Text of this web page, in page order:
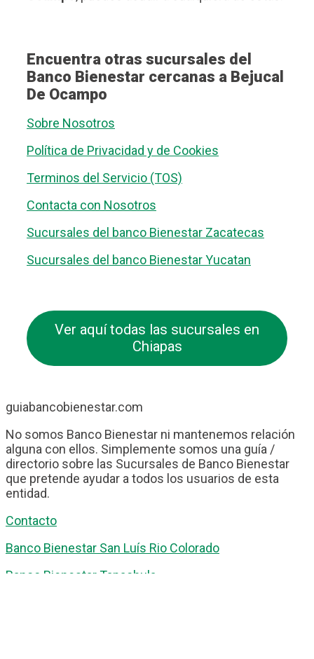
Encuentra otras sucursales del
Banco Bienestar cercanas a Bejucal
De Ocampo
Sobre Nosotros
Política de Privacidad y de Cookies
Terminos del Servicio (TOS)
Contacta con Nosotros
Sucursales del banco Bienestar Zacatecas
Sucursales del banco Bienestar Yucatan
Ver aquí todas las sucursales en
Chiapas
guiabancobienestar.com
No somos Banco Bienestar ni mantenemos relación
alguna con ellos. Simplemente somos una guía /
directorio sobre las Sucursales de Banco Bienestar
que pretende ayudar a todos los usuarios de esta
entidad.
Contacto
Banco Bienestar San Luís Rio Colorado
Banco Bienestar Tapachula